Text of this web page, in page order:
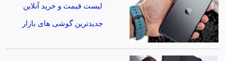
لیست قیمت و خرید آنلاین
جدیدترین گوشی های بازار